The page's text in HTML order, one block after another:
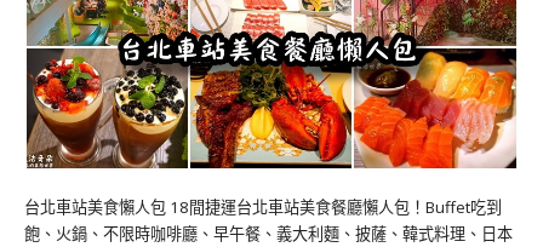
台北車站美食懶人包 18間捷運台北車站美食餐廳懶人包！Buffet吃到
飽、火鍋、不限時咖啡廳、早午餐、義大利麵、披薩、韓式料理、日本